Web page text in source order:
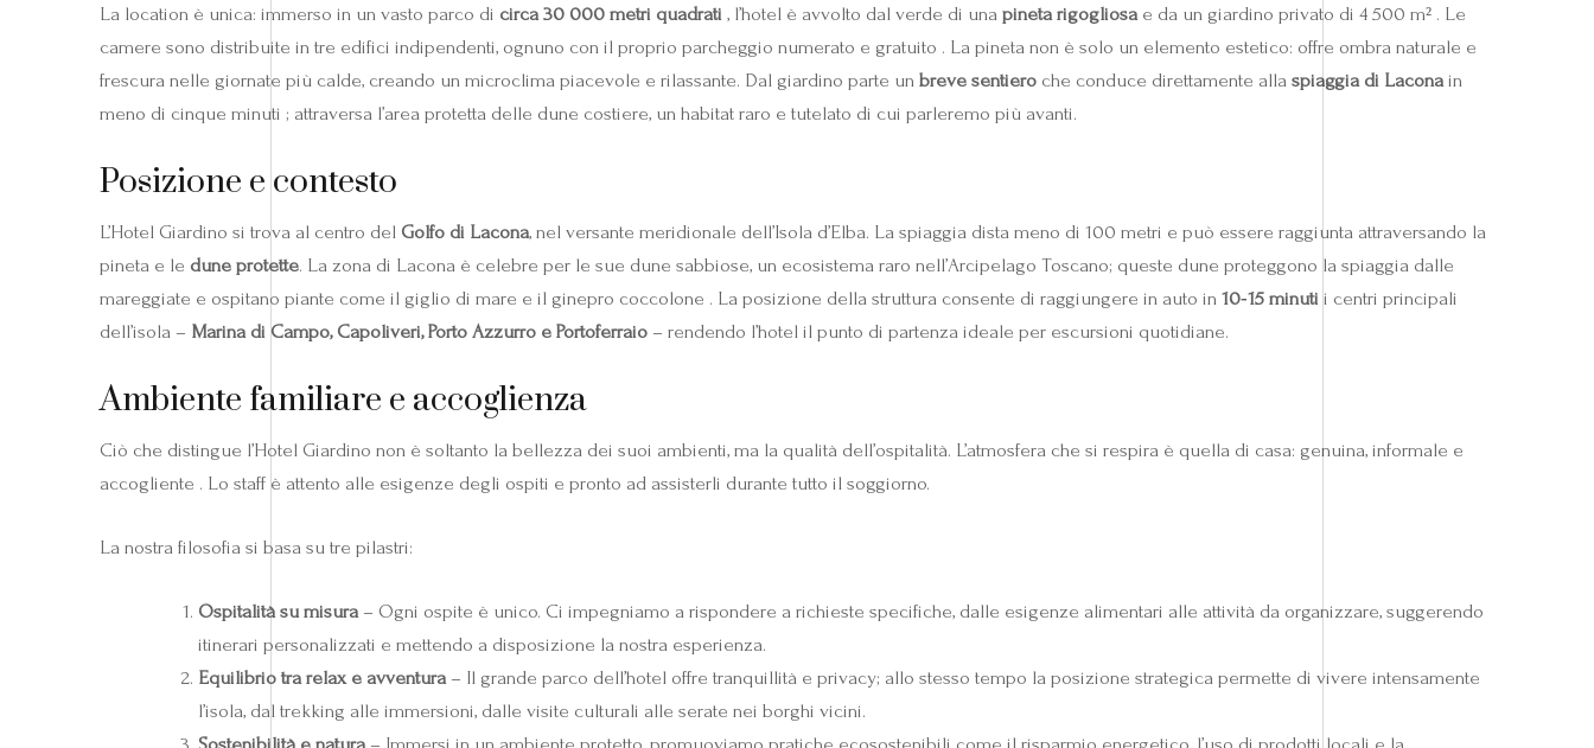
La location è unica: immerso in un vasto parco di circa 30 000 metri quadrati , l’hotel è avvolto dal verde di una pineta rigogliosae da un giardino privato di 4 500 m² . Le
camere sono distribuite in tre edifici indipendenti, ognuno con il proprio parcheggio numerato e gratuito . La pineta non è solo un elemento estetico: offre ombra naturale e
frescura nelle giornate più calde, creando un microclima piacevole e rilassante. Dal giardino parte un breve sentiero che conduce direttamente alla spiaggia di Laconain
meno di cinque minuti ; attraversa l’area protetta delle dune costiere, un habitat raro e tutelato di cui parleremo più avanti.
Posizione e contesto
L’Hotel Giardino si trova al centro del Golfo di Lacona, nel versante meridionale dell’Isola d’Elba. La spiaggia dista meno di 100 metri e può essere raggiunta attraversando la
pineta e le dune protette. La zona di Lacona è celebre per le sue dune sabbiose, un ecosistema raro nell’Arcipelago Toscano; queste dune proteggono la spiaggia dalle
mareggiate e ospitano piante come il giglio di mare e il ginepro coccolone . La posizione della struttura consente di raggiungere in auto in 10‑15 minuti i centri principali
dell’isola – Marina di Campo, Capoliveri, Porto Azzurro e Portoferraio – rendendo l’hotel il punto di partenza ideale per escursioni quotidiane.
Ambiente familiare e accoglienza
Ciò che distingue l’Hotel Giardino non è soltanto la bellezza dei suoi ambienti, ma la qualità dell’ospitalità. L’atmosfera che si respira è quella di casa: genuina, informale e
accogliente . Lo staff è attento alle esigenze degli ospiti e pronto ad assisterli durante tutto il soggiorno.
La nostra filosofia si basa su tre pilastri:
Ospitalità su misura– Ogni ospite è unico. Ci impegniamo a rispondere a richieste specifiche, dalle esigenze alimentari alle attività da organizzare, suggerendo
itinerari personalizzati e mettendo a disposizione la nostra esperienza.
Equilibrio tra relax e avventura– Il grande parco dell’hotel offre tranquillità e privacy; allo stesso tempo la posizione strategica permette di vivere intensamente
l’isola, dal trekking alle immersioni, dalle visite culturali alle serate nei borghi vicini.